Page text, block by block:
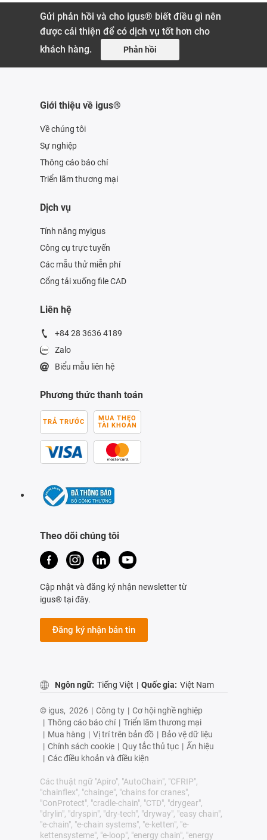
Gửi phản hồi và cho igus® biết điều gì nên
được cải thiện để có dịch vụ tốt hơn cho
khách hàng.
Phản hồi
Giới thiệu về igus®
Về chúng tôi
Sự nghiệp
Thông cáo báo chí
Triển lãm thương mại
Dịch vụ
Tính năng myigus
Công cụ trực tuyến
Các mẫu thử miễn phí
Cổng tải xuống file CAD
Liên hệ
+84 28 3636 4189
Zalo
Biểu mẫu liên hệ
Phương thức thanh toán
TRẢ TRƯỚC
MUA THEO
TÀI KHOẢN
Theo dõi chúng tôi
Cập nhật và đăng ký nhận newsletter từ
igus® tại đây.
Đăng ký nhận bản tin
Ngôn ngữ: Tiếng Việt | Quốc gia: Việt Nam
© igus, 2026 | Công ty | Cơ hội nghề nghiệp
| Thông cáo báo chí | Triển lãm thương mại
| Mua hàng | Vị trí trên bản đồ | Bảo vệ dữ liệu
| Chính sách cookie | Quy tắc thủ tục | Ấn hiệu
| Các điều khoản và điều kiện
Các thuật ngữ "Apiro", "AutoChain", "CFRIP",
"chainflex", "chainge", "chains for cranes",
"ConProtect", "cradle-chain", "CTD", "drygear",
"drylin", "dryspin", "dry-tech", "dryway", "easy chain",
"e-chain", "e-chain systems", "e-ketten", "e-
kettensysteme", "e-loop", "energy chain", "energy